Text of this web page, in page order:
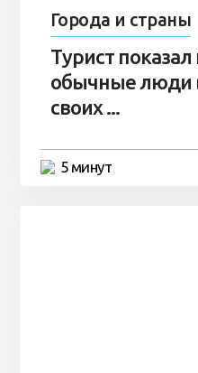
Города и страны
Турист
обычные люди
своих ...
5 минут